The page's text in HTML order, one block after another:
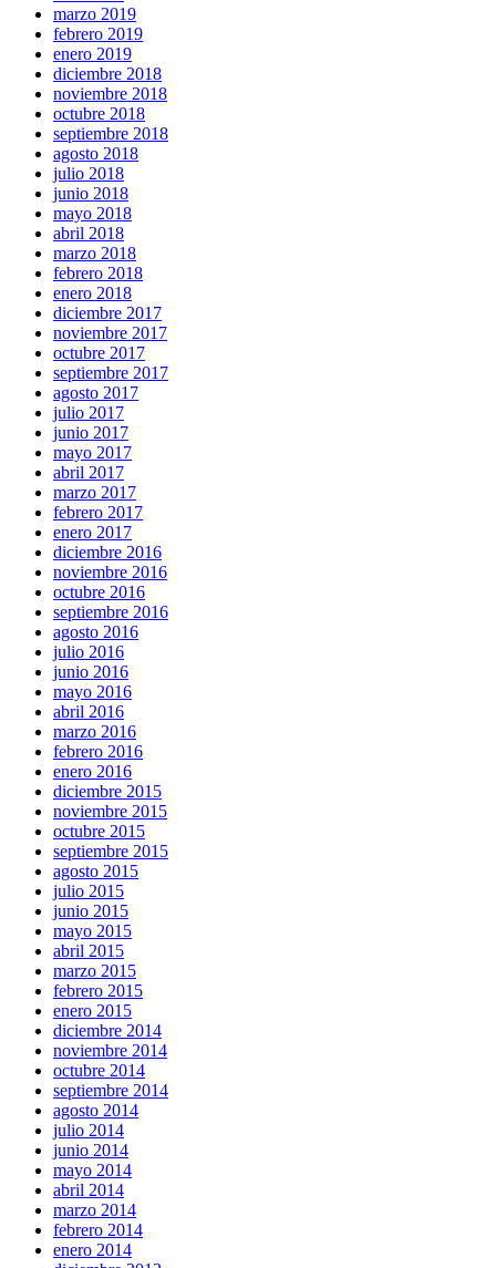
marzo 2019
febrero 2019
enero 2019
diciembre 2018
noviembre 2018
octubre 2018
septiembre 2018
agosto 2018
julio 2018
junio 2018
mayo 2018
abril 2018
marzo 2018
febrero 2018
enero 2018
diciembre 2017
noviembre 2017
octubre 2017
septiembre 2017
agosto 2017
julio 2017
junio 2017
mayo 2017
abril 2017
marzo 2017
febrero 2017
enero 2017
diciembre 2016
noviembre 2016
octubre 2016
septiembre 2016
agosto 2016
julio 2016
junio 2016
mayo 2016
abril 2016
marzo 2016
febrero 2016
enero 2016
diciembre 2015
noviembre 2015
octubre 2015
septiembre 2015
agosto 2015
julio 2015
junio 2015
mayo 2015
abril 2015
marzo 2015
febrero 2015
enero 2015
diciembre 2014
noviembre 2014
octubre 2014
septiembre 2014
agosto 2014
julio 2014
junio 2014
mayo 2014
abril 2014
marzo 2014
febrero 2014
enero 2014